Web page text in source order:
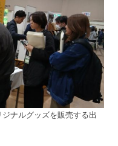
ナルグッズを販売する出